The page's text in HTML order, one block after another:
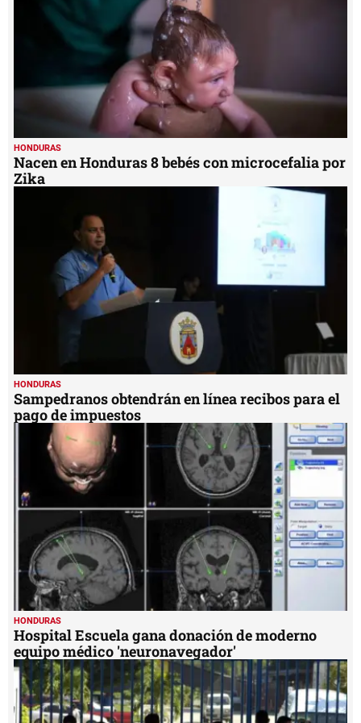
HONDURAS
Nacen en Honduras 8 bebés con microcefalia por
Zika
HONDURAS
Sampedranos obtendrán en línea recibos para el
pago de impuestos
HONDURAS
Hospital Escuela gana donación de moderno
equipo médico 'neuronavegador'